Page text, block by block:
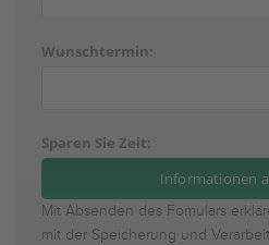
Wunschtermin:
Sparen Sie Zeit:
Mit Absenden des Fomulars
mit der Speicherung und